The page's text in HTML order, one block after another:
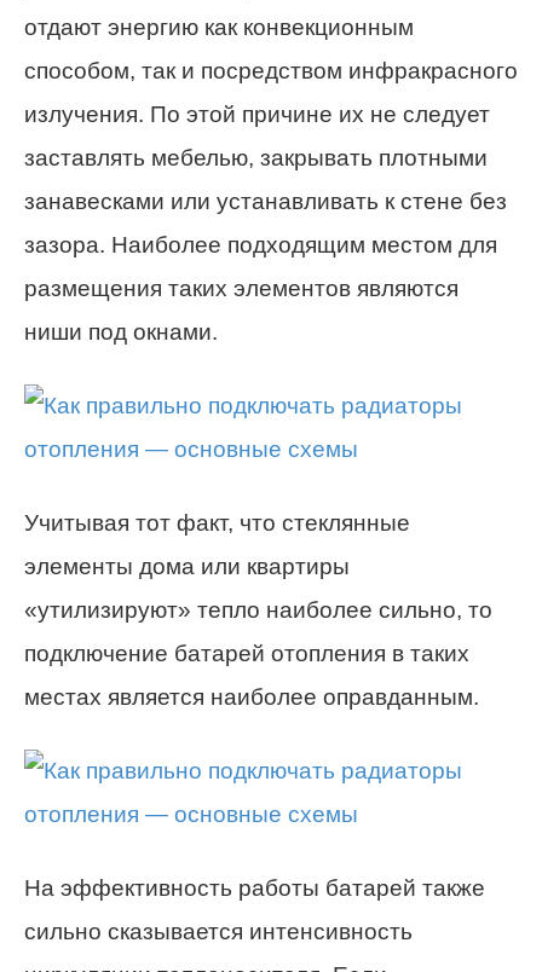
отдают энергию как конвекционным
способом, так и посредством инфракрасного
излучения. По этой причине их не следует
заставлять мебелью, закрывать плотными
занавесками или устанавливать к стене без
зазора. Наиболее подходящим местом для
размещения таких элементов являются
ниши под окнами.
Учитывая тот факт, что стеклянные
элементы дома или квартиры
«утилизируют» тепло наиболее сильно, то
подключение батарей отопления в таких
местах является наиболее оправданным.
На эффективность работы батарей также
сильно сказывается интенсивность